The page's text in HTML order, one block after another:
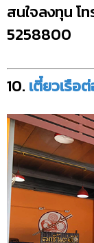
สนใจลงทุน โ
5258800
10. เตี๋ยวเรือ